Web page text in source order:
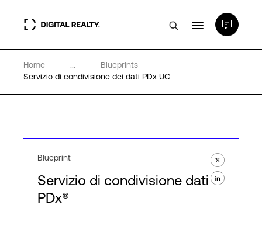
Data center
Competenze e Risorse
Home ...
Blueprints
Servizio di condivisione dei dati PDx UC
Blueprint
Servizio di condivisione dati
PDx®